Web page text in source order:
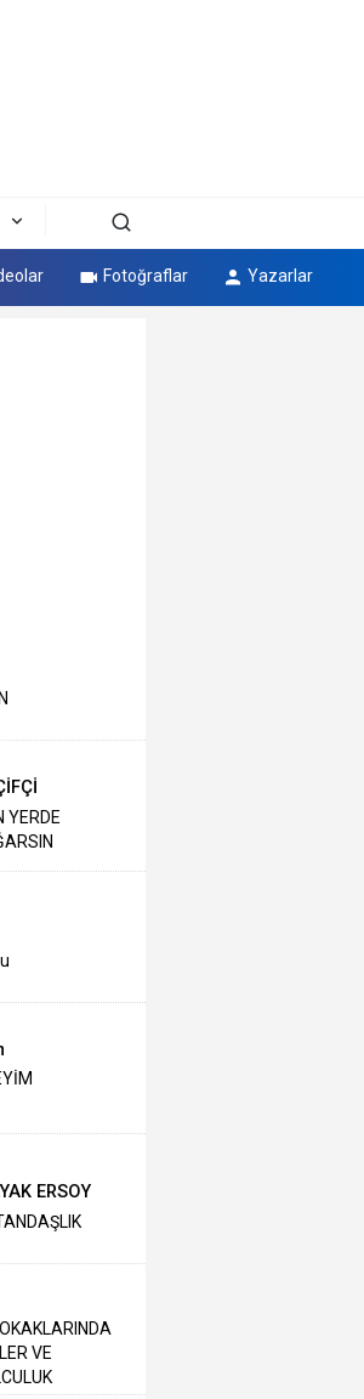
Fotoğraflar Yazarlar
YERDE
ERSOY
VE